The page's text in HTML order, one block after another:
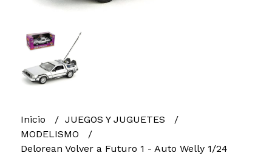
Inicio
JUEGOS Y JUGUETES
MODELISMO
Delorean Volver a Futuro 1 - Auto Welly 1/24